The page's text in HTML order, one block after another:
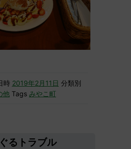
時 2019年2月11日 分類別
他 Tags みやこ町
るトラブル